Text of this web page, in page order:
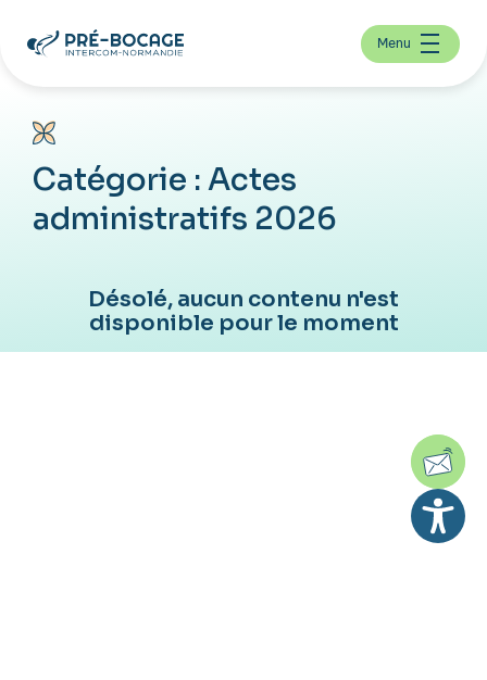
Menu
Catégorie : Actes
administratifs 2026
Désolé, aucun contenu n'est
disponible pour le moment